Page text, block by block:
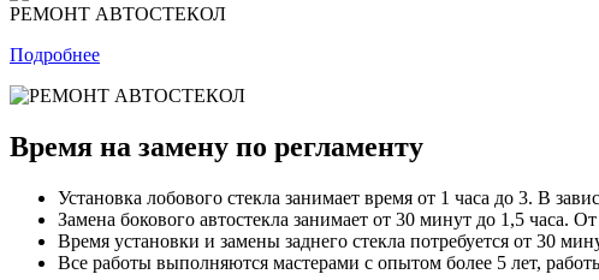
РЕМОНТ АВТОСТЕКОЛ
Подробнее
Время на замену по регламенту
Установка лобового стекла занимает время от 1 часа до 3. В
Замена бокового автостекла занимает от 30 минут до 1,5 часа.
Время установки и замены заднего стекла потребуется от 30
Все работы выполняются мастерами с опытом более 5 лет,